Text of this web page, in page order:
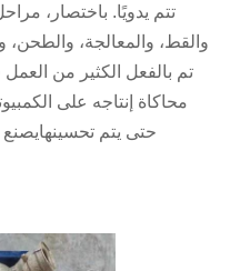
تتم يدويًا. باختصار،
والقط، والمعالجة، والطحن،
تم بالفعل الكثير من
محاكاة إنتاجه على
حتى يتم تحسينهايصنع